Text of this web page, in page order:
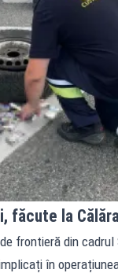
făcute la
frontieră din
în